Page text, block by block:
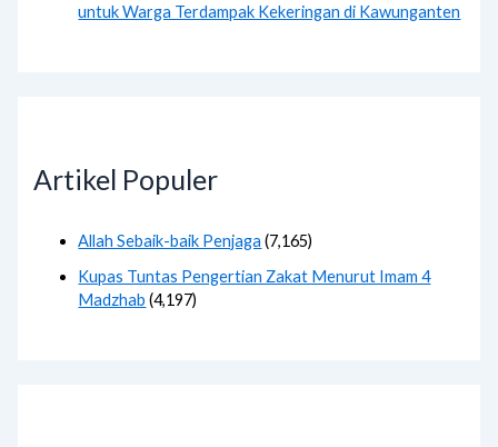
untuk Warga Terdampak Kekeringan di Kawunganten
Artikel Populer
Allah Sebaik-baik Penjaga (7,165)
Kupas Tuntas Pengertian Zakat Menurut Imam 4
Madzhab (4,197)